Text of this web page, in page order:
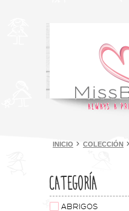
INICIO COLECCIÓN
CATEGORÍA
ABRIGOS